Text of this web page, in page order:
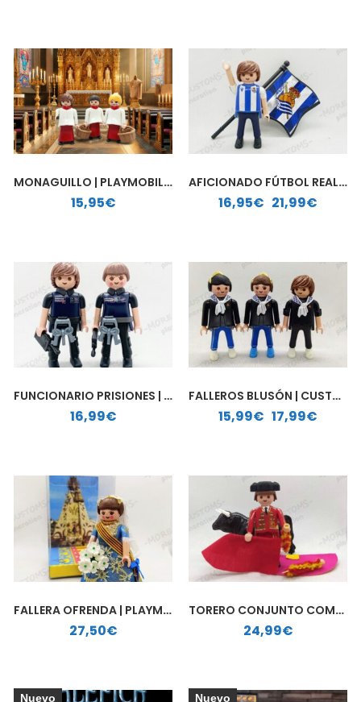
MONAGUILLO | PLAYMOBIL PERSONALIZADO
15,95€
AFICIONADO FÚTBOL REAL SOCIEDAD | PLAYMOBIL PERSONALIZADO
16,95€ 21,99€
Rango de precios: desde 16,95€ hasta 21,99€
FUNCIONARIO PRISIONES | PLAYMOBIL PERSONALIZADO
16,99€
FALLEROS BLUSÓN | CUSTOM PLAYMOBIL
15,99€ 17,99€
Rango de precios: desde 15,99€ hasta 17,99€
FALLERA OFRENDA | PLAYMOBIL PERSONALIZADO
27,50€
TORERO CONJUNTO COMPLETO | PLAYMOBIL PERSONALIZADO
24,99€
Nuevo Nuevo